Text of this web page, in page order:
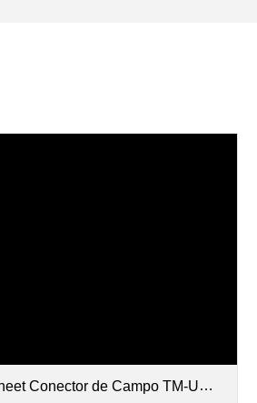
de Campo TM-UWPFACAF8xx v.2.pdf